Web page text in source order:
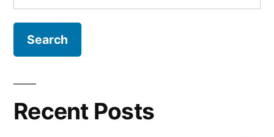
for:
Recent Posts